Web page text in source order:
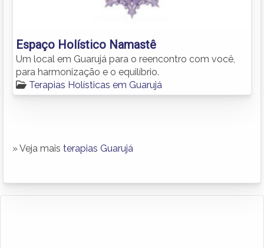
Espaço Holístico Namastê
Um local em Guarujá para o reencontro com você,
para harmonização e o equilíbrio.
Terapias Holísticas em Guarujá
» Veja mais terapias Guarujá